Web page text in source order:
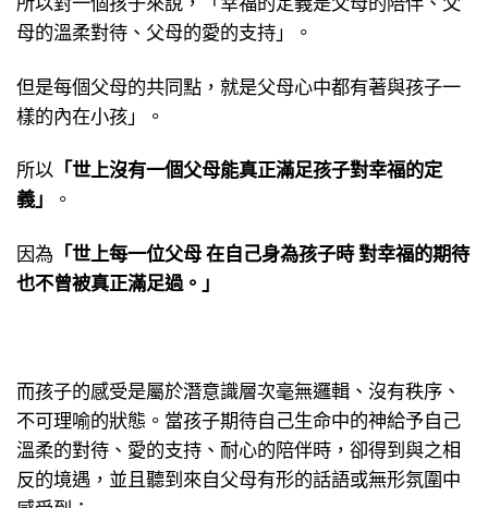
母的溫柔對待、父母的愛的支持」。
但是每個父母的共同點，就是父母心中都有著與孩子一
樣的內在小孩」。
所以 「世上沒有一個父母能真正滿足孩子對幸福的定
義」
。
因為 「世上每一位父母 在自己身為孩子時 對幸福的期待
也不曾被真正滿足過。」
而孩子的感受是屬於潛意識層次毫無邏輯、沒有秩序、
不可理喻的狀態。當孩子期待自己生命中的神給予自己
溫柔的對待、愛的支持、耐心的陪伴時，卻得到與之相
反的境遇，並且聽到來自父母有形的話語或無形氛圍中